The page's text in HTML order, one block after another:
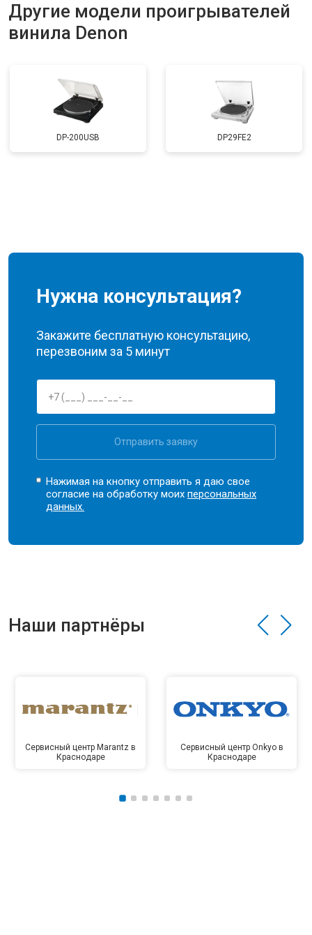
Другие модели проигрывателей
винила Denon
DP-200USB DP29FE2
Нужна консультация?
Закажите бесплатную консультацию,
перезвоним за 5 минут
Отправить заявку
Нажимая на кнопку отправить я даю свое
согласие на обработку моихперсональных
данных.
Наши партнёры
Сервисный центр Marantz в
Краснодаре
Сервисный центр Onkyo в
Краснодаре